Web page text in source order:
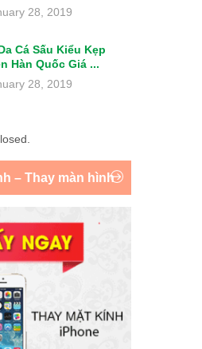
28, 2019
Cá Sấu Kiểu Kẹp
Hàn Quốc Giá ...
28, 2019
– Thay màn hình